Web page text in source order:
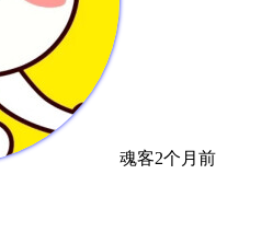
魂客2个月前